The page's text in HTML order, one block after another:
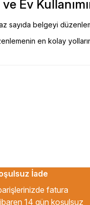
Ev
sayıda belgeyi
en kolay
alışveriş ve göndermiş
İade
fatura
14 gün koşulsuz